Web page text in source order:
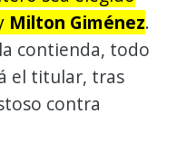
Milton Giménez.
contienda, todo
el titular, tras
contra